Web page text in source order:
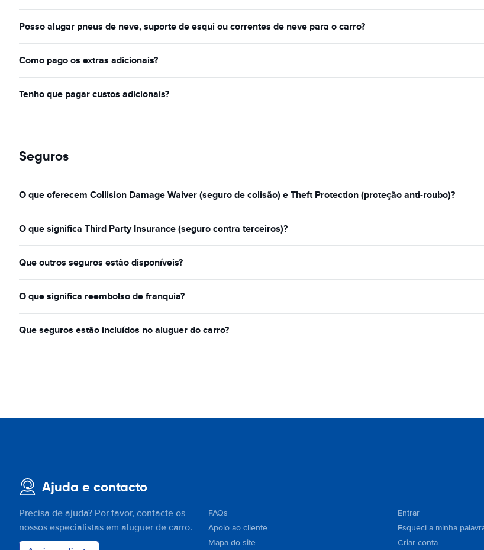
Posso alugar pneus de neve, suporte de esqui ou correntes de neve para o carro?
Como pago os extras adicionais?
Tenho que pagar custos adicionais?
Seguros
O que oferecem Collision Damage Waiver (seguro de colisão) e Theft Protection (proteção anti-roubo)?
O que significa Third Party Insurance (seguro contra terceiros)?
Que outros seguros estão disponíveis?
O que significa reembolso de franquia?
Que seguros estão incluídos no aluguer do carro?
Ajuda e contacto
Precisa de ajuda? Por favor, contacte os
nossos especialistas em aluguer de carro.
FAQs
Apoio ao cliente
Mapa do site
Entrar
Esqueci a minha
Criar conta